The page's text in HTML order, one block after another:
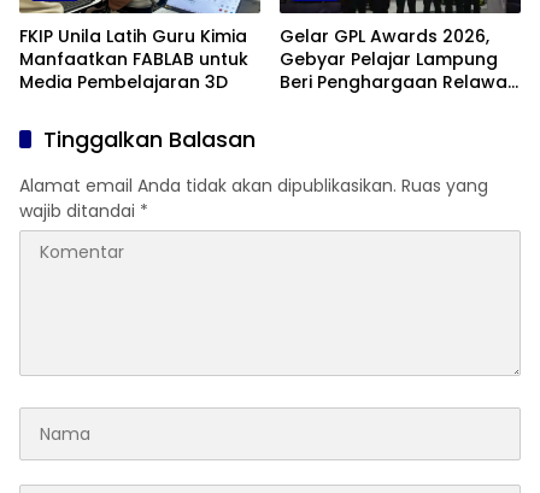
FKIP Unila Latih Guru Kimia
Manfaatkan FABLAB untuk
Media Pembelajaran 3D
Gelar GPL Awards 2026,
Gebyar Pelajar Lampung
Beri Penghargaan Relawan
Tinggalkan Balasan
Alamat email Anda tidak akan dipublikasikan. Ruas yang
wajib ditandai *